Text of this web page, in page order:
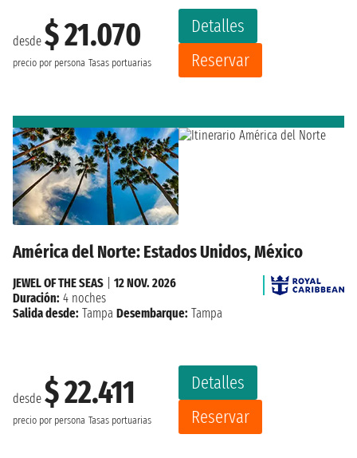
desde $ 21.070
precio por persona Tasas portuarias
Detalles
Reservar
América del Norte: Estados Unidos, México
desde $ 22.411
precio por persona Tasas portuarias
Detalles
Reservar
JEWEL OF THE SEAS
12 NOV. 2026
Duración: 4 noches
Salida desde: Tampa Desembarque: Tampa